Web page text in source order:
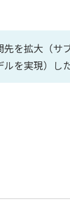
先を拡大（サ
ルを実現）し